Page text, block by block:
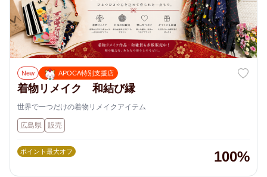
New APOCA特別支援店
着物リメイク 和結び縁
世界で一つだけの着物リメイクアイテム
広島県 販売
ポイント最大オフ 100%